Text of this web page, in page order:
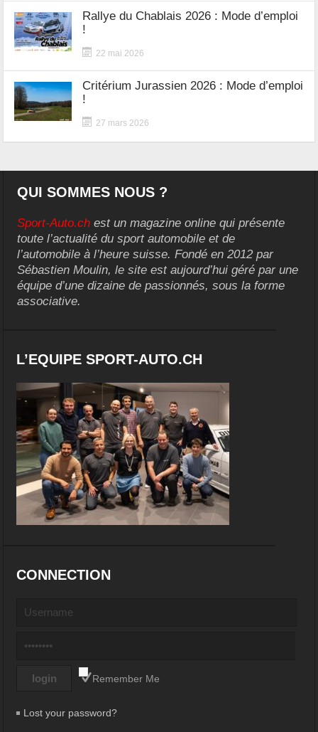
Rallye du Chablais 2026 : Mode d’emploi
!
22 mai 2026
Critérium Jurassien 2026 : Mode d’emploi
!
27 mars 2026
QUI SOMMES NOUS ?
Sport-Auto.ch est un magazine online qui présente
toute l’actualité du sport automobile et de
l’automobile à l’heure suisse. Fondé en 2012 par
Sébastien Moulin, le site est aujourd’hui géré par une
équipe d’une dizaine de passionnés, sous la forme
associative.
L’EQUIPE SPORT-AUTO.CH
CONNECTION
Remember Me
Lost your password?